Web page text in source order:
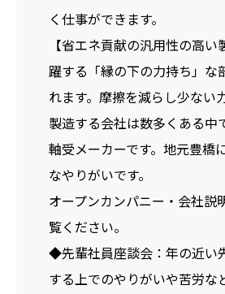
く仕事ができます。
【省エネ貢献の汎用性の高
躍する「縁の下の力持ち」な
れます。摩擦を減らし少ない
製造する会社は数多くある中
軸受メーカーです。地元豊橋
なやりがいです。
オープンカンパニー・会社
覧ください。
◆先輩社員座談会：年の近い
する上でのやりがいや苦労な